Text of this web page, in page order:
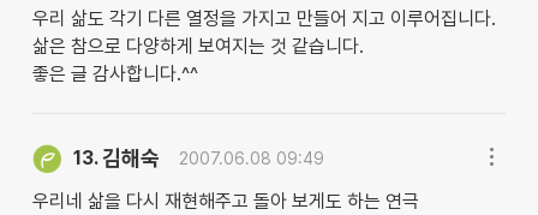
우리 삶도 각기 다른 열정을 가지고 만들어 지고 이루어집니다.
삶은 참으로 다양하게 보여지는 것 같습니다.
좋은 글 감사합니다.^^
13.김해숙 2007.06.08 09:49
우리네 삶을 다시 재현해주고 돌아 보게도 하는 연극